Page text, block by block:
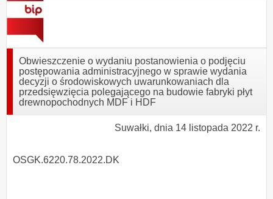
Obwieszczenie o wydaniu postanowienia o podjęciu
postępowania administracyjnego w sprawie wydania
decyzji o środowiskowych uwarunkowaniach dla
przedsięwzięcia polegającego na budowie fabryki płyt
drewnopochodnych MDF i HDF
Suwałki, dnia 14 listopada 2022 r.
OSGK.6220.78.2022.DK